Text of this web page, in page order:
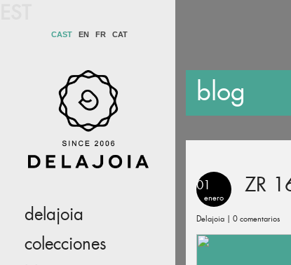
CAST EN FR CAT
delajoia
colecciones
blog
01
enero ZR
Delajoia | 0 comentarios